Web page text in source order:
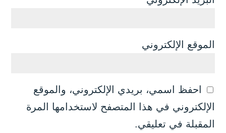
الموقع الإلكتروني
احفظ اسمي، بريدي الإلكتروني، والموقع
الإلكتروني في هذا المتصفح لاستخدامها المرة
المقبلة في تعليقي.